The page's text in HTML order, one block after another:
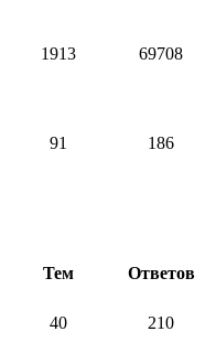
1913 69708
91 186
Тем Ответов
40 210